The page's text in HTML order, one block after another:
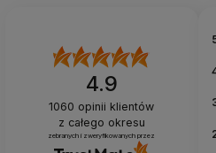
4.9
1060 opinii klientów
z całego okresu
zebranych i zweryfikowanych przez